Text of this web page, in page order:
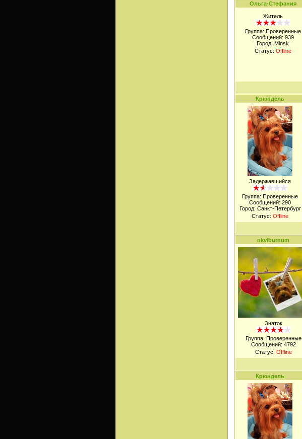
Ольга-Стефания
Житель
Группа: Проверенные
Сообщений: 939
Город: Minsk
Статус: Offline
Крюндель
Задержавшийся
Группа: Проверенные
Сообщений: 290
Город: Санкт-Петербург
Статус: Offline
nkviburnum
Знаток
Группа: Проверенные
Сообщений: 4792
Статус: Offline
Крюндель